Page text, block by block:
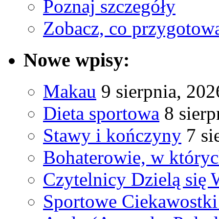
Poznaj szczegóły
Zobacz, co
Nowe wpisy:
Makau 9 sierpnia,
Dieta sportowa 8
Stawy i kończyny 7
Bohaterowie, w
Czytelnicy Dzielą się
Sportowe